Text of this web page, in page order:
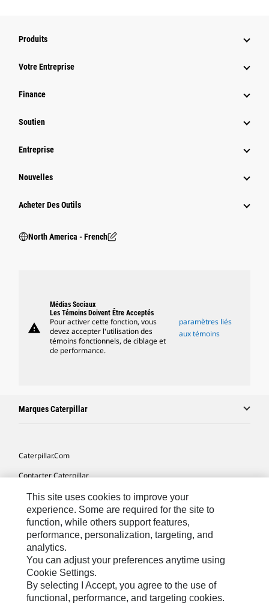
Produits
Votre Entreprise
Finance
Soutien
Entreprise
Nouvelles
Acheter Des Outils
North America - French
warning
Médias Sociaux
Les Témoins Doivent Être Acceptés
Pour activer cette fonction, vous
devez accepter l'utilisation des
témoins fonctionnels, de ciblage et
de performance.
paramètres liés
aux témoins
Marques Caterpillar
Caterpillar.com
Contacter Caterpillar
Mes Préférences Marketing
Plan Du Site
Cookie Settings
Légales
Confidentialité
This site uses cookies to improve your
experience. Some are required for the site to
function, while others support features,
performance, personalization, targeting, and
analytics.
You can adjust your preferences anytime using
Cookie Settings.
By selecting I Accept, you agree to the use of
functional, performance, and targeting cookies.